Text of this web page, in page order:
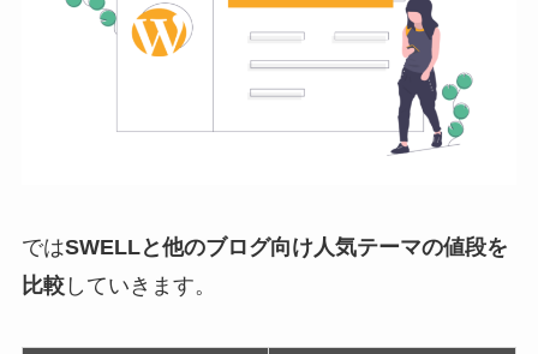
ではSWELLと他のブログ向け人気テーマの値段を
比較していきます。